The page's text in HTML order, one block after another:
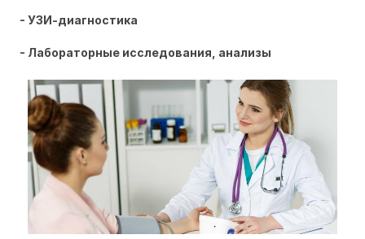
- УЗИ-диагностика
- Лабораторные исследования, анализы